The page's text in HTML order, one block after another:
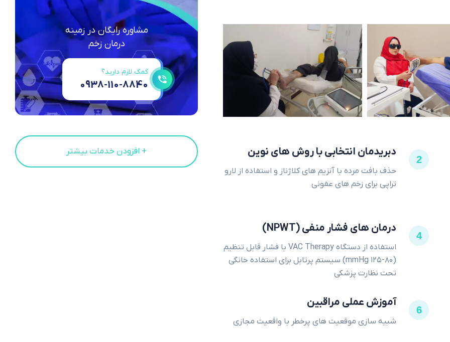
2
دبریدمان انتخابی با روش های نوین
حذف بافت مرده با آنزیم های کلاژناز و استفاده از لارو
تراپی برای زخم های عفونی
4
درمان های فشار منفی (NPWT)
استفاده از دستگاه VAC Therapy با فشار قابل تنظیم
(۸۰-۱۲۵ mmHg) سیستم پرتابل برای استفاده خانگی
تحت نظارت پزشکی
6
آموزش عملی مراقبین
شبیه سازی موقعیت های پرخطر با واقعیت مجازی
مشاوره رایگان در زمینه
درمان زخم
کمک لازم دارید؟
0938-110-8840
+ افزودن خدمات بیشتر